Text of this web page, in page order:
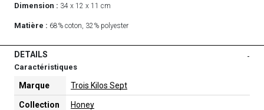
Dimension : 34 x 12 x 11 cm
Matière : 68% coton, 32% polyester
DETAILS -
Caractéristiques
Marque Trois Kilos Sept
Collection Honey